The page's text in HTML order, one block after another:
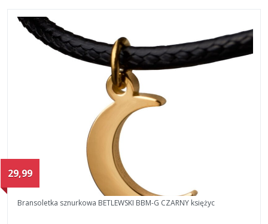
29,99
Bransoletka sznurkowa BETLEWSKI BBM-G CZARNY księżyc